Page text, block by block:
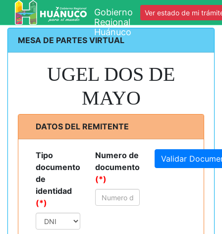
Gobierno
Regional
Huánuco
Ver estado de mi
MESA DE PARTES VIRTUAL
UGEL DOS DE
MAYO
DATOS DEL REMITENTE
Tipo
documento
de
identidad
(*)
Numero de
documento
(*)
Validar